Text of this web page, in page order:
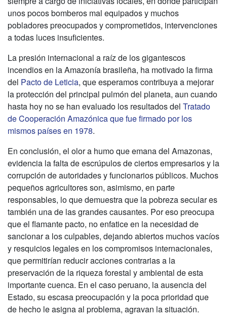
unos pocos bomberos mal equipados y muchos
pobladores preocupados y comprometidos, intervenciones
a todas luces insuficientes.
La presión internacional a raíz de los gigantescos
incendios en la Amazonía brasileña, ha motivado la firma
del Pacto de Leticia, que esperamos contribuya a mejorar
la protección del principal pulmón del planeta, aun cuando
hasta hoy no se han evaluado los resultados del Tratado
de Cooperación Amazónica que fue firmado por los
mismos países en 1978.
En conclusión, el olor a humo que emana del Amazonas,
evidencia la falta de escrúpulos de ciertos empresarios y la
corrupción de autoridades y funcionarios públicos. Muchos
pequeños agricultores son, asimismo, en parte
responsables, lo que demuestra que la pobreza secular es
también una de las grandes causantes. Por eso preocupa
que el flamante pacto, no enfatice en la necesidad de
sancionar a los culpables, dejando abiertos muchos vacíos
y resquicios legales en los compromisos internacionales,
que permitirían reducir acciones contrarias a la
preservación de la riqueza forestal y ambiental de esta
importante cuenca. En el caso peruano, la ausencia del
Estado, su escasa preocupación y la poca prioridad que
de hecho le asigna al problema, agravan la situación.